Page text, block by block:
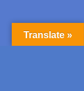
Translate »